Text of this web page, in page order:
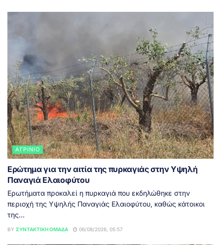
ΑΓΡΊΝΙΟ
Ερώτημα για την αιτία της πυρκαγιάς στην Υψηλή
Παναγιά Ελαιοφύτου
Ερωτήματα προκαλεί η πυρκαγιά που εκδηλώθηκε στην
περιοχή της Υψηλής Παναγιάς Ελαιοφύτου, καθώς κάτοικοι
της...
BY ΣΥΝΤΑΚΤΙΚΉ ΟΜΆΔΑ 06/08/2026, 05:57